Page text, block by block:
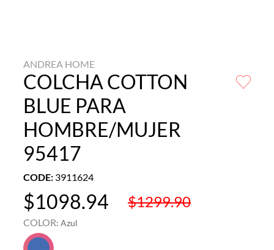
ANDREA HOME
COLCHA COTTON
BLUE PARA
HOMBRE/MUJER
95417
CODE: 3911624
$1098.94 $1299.90
COLOR: Azul